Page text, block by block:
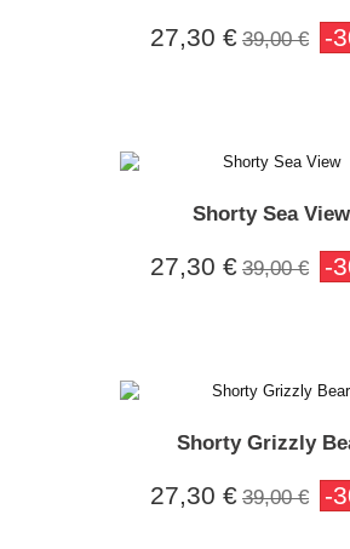
27,30 € 39,00 € -
Shorty Sea View
27,30 € 39,00 € -
Shorty Grizzly
27,30 € 39,00 € -